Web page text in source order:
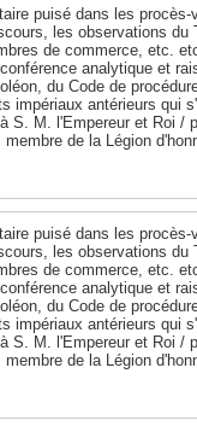
puisé dans les procès-
les observations du
de commerce, etc.
analytique et
du Code de
impériaux antérieurs qui
S. M. l'Empereur et Roi /
de la Légion
puisé dans les procès-
les observations du
de commerce, etc.
analytique et
du Code de
impériaux antérieurs qui
S. M. l'Empereur et Roi /
de la Légion